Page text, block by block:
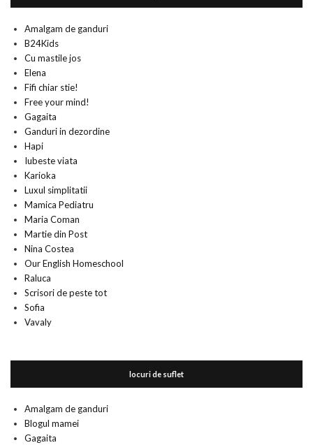
Amalgam de ganduri
B24Kids
Cu mastile jos
Elena
Fifi chiar stie!
Free your mind!
Gagaita
Ganduri in dezordine
Hapi
Iubeste viata
Karioka
Luxul simplitatii
Mamica Pediatru
Maria Coman
Martie din Post
Nina Costea
Our English Homeschool
Raluca
Scrisori de peste tot
Sofia
Vavaly
locuri de suflet
Amalgam de ganduri
Blogul mamei
Gagaita